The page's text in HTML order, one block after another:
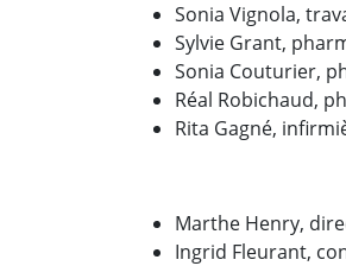
Sonia Vignola,
Sylvie Grant,
Sonia Couturier,
Réal Robichaud,
Rita Gagné,
Marthe Henry,
Ingrid Fleurant,